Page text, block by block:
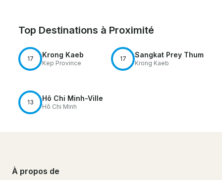
Top Destinations à Proximité
17 Krong Kaeb
Kep Province
17 Sangkat Prey Thum
Krong Kaeb
13 Hô Chi Minh-Ville
Hô Chi Minh
À propos de